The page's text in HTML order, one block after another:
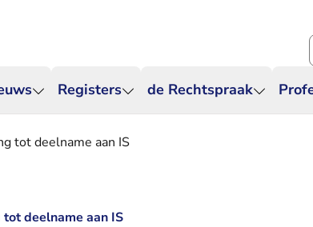
Registers de Rechtspraak
tot deelname aan IS
deelname aan IS